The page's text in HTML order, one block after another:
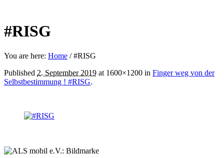
#RISG
You are here: Home /#RISG
Published 2. September 2019 at 1600×1200 in Finger weg von der
Selbstbestimmung ! #RISG.